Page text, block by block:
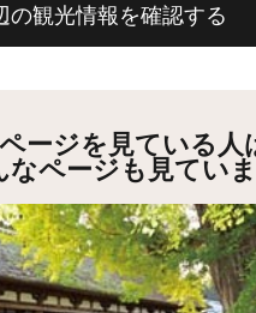
の観光情報を確認する
ージを見ている人
なページも見てい
ちら